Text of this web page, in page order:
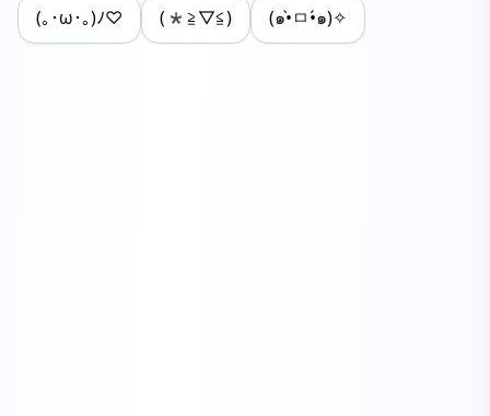
(｡･ω･｡)ﾉ♡ (*≧▽≦) (๑•̀ㅁ•́๑)✧